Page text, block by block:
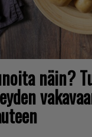
näin?